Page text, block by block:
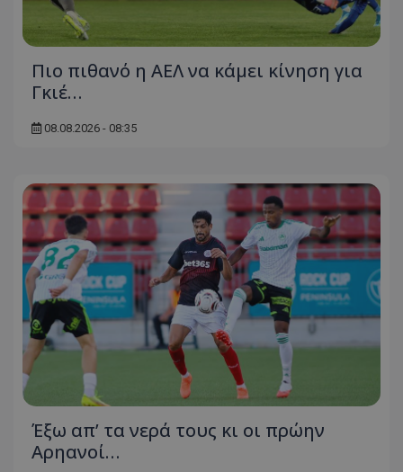
Πιο πιθανό η ΑΕΛ να κάμει κίνηση για
Γκιέ…
08.08.2026 - 08:35
Έξω απ’ τα νερά τους κι οι πρώην
Αρηανοί…